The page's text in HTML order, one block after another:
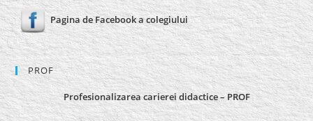
Pagina de Facebook a colegiului
PROF
Profesionalizarea carierei didactice – PROF